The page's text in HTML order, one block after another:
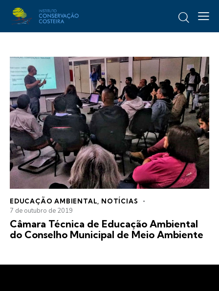
EDUCAÇÃO AMBIENTAL NOTÍCIAS
7 de outubro de 2019
Câmara Técnica de Educação Ambiental
do Conselho Municipal de Meio Ambiente